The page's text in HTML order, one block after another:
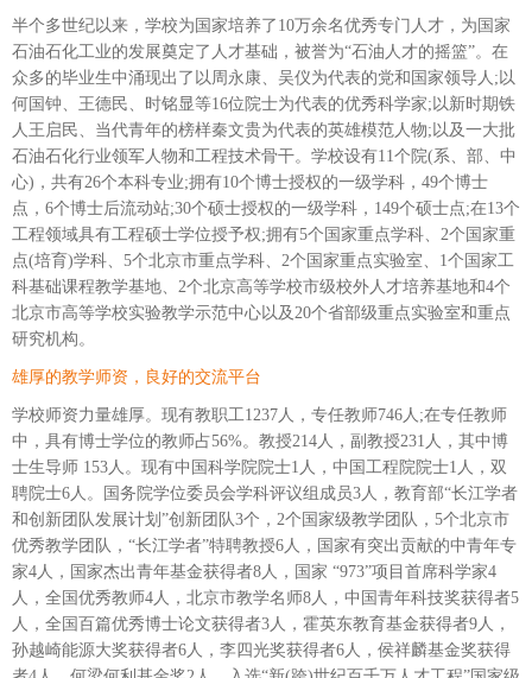
半个多世纪以来，学校为国家培养了10万余名优秀专门人才，为国家
石油石化工业的发展奠定了人才基础，被誉为“石油人才的摇篮”。在
众多的毕业生中涌现出了以周永康、吴仪为代表的党和国家领导人;以
何国钟、王德民、时铭显等16位院士为代表的优秀科学家;以新时期铁
人王启民、当代青年的榜样秦文贵为代表的英雄模范人物;以及一大批
石油石化行业领军人物和工程技术骨干。学校设有11个院(系、部、中
心)，共有26个本科专业;拥有10个博士授权的一级学科，49个博士
点，6个博士后流动站;30个硕士授权的一级学科，149个硕士点;在13个
工程领域具有工程硕士学位授予权;拥有5个国家重点学科、2个国家重
点(培育)学科、5个北京市重点学科、2个国家重点实验室、1个国家工
科基础课程教学基地、2个北京高等学校市级校外人才培养基地和4个
北京市高等学校实验教学示范中心以及20个省部级重点实验室和重点
研究机构。
雄厚的教学师资，良好的交流平台
学校师资力量雄厚。现有教职工1237人，专任教师746人;在专任教师
中，具有博士学位的教师占56%。教授214人，副教授231人，其中博
士生导师 153人。现有中国科学院院士1人，中国工程院院士1人，双
聘院士6人。国务院学位委员会学科评议组成员3人，教育部“长江学者
和创新团队发展计划”创新团队3个，2个国家级教学团队，5个北京市
优秀教学团队，“长江学者”特聘教授6人，国家有突出贡献的中青年专
家4人，国家杰出青年基金获得者8人，国家 “973”项目首席科学家4
人，全国优秀教师4人，北京市教学名师8人，中国青年科技奖获得者5
人，全国百篇优秀博士论文获得者3人，霍英东教育基金获得者9人，
孙越崎能源大奖获得者6人，李四光奖获得者6人，侯祥麟基金奖获得